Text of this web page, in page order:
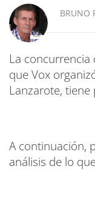
BRUNO
La
que Vox
Lanzarote,
A continuación,
análisis de lo